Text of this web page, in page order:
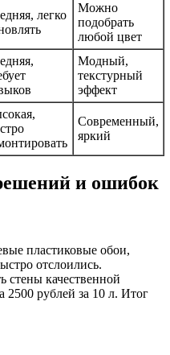
легко
Можно
подобрать
любой цвет
Модный,
текстурный
эффект
Современный,
яркий
и ошибок
пластиковые обои,
отслоились.
качественной
2500 рублей за 10 л. Итог